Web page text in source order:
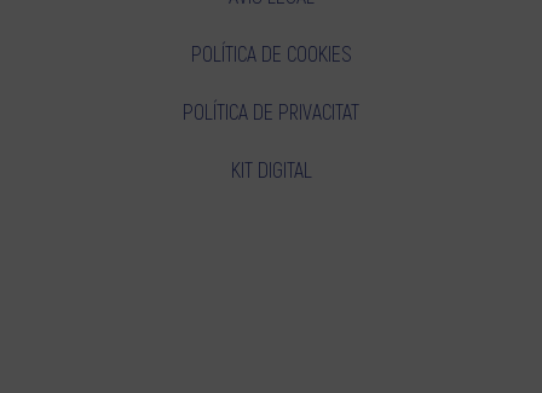
POLÍTICA DE COOKIES
POLÍTICA DE PRIVACITAT
KIT DIGITAL